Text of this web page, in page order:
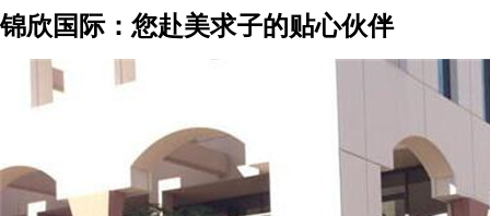
锦欣国际：您赴美求子的贴心伙伴